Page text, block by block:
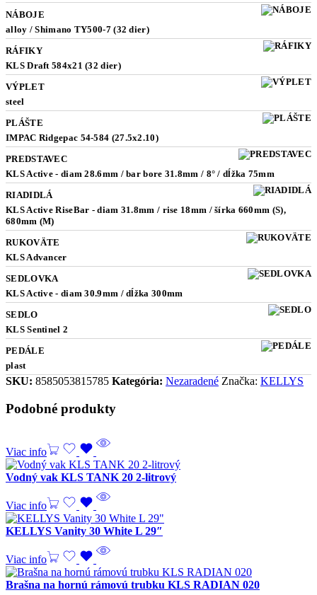
NÁBOJE
alloy / Shimano TY500-7 (32 dier)
RÁFIKY
KLS Draft 584x21 (32 dier)
VÝPLET
steel
PLÁŠTE
IMPAC Ridgepac 54-584 (27.5x2.10)
PREDSTAVEC
KLS Active - diam 28.6mm / bar bore 31.8mm / 8° / dĺžka 75mm
RIADIDLÁ
KLS Active RiseBar - diam 31.8mm / rise 18mm / šírka 660mm (S),
680mm (M)
RUKOVÄTE
KLS Advancer
SEDLOVKA
KLS Active - diam 30.9mm / dĺžka 300mm
SEDLO
KLS Sentinel 2
PEDÁLE
plast
SKU: 8585053815785 Kategória: Nezaradené Značka: KELLYS
Podobné produkty
Viac info
Vodný vak KLS TANK 20 2-litrový
Viac info
KELLYS Vanity 30 White L 29″
Viac info
Brašna na hornú rámovú trubku KLS RADIAN 020